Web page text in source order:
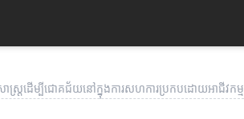
ត្រដើម្បីជោគជ័យនៅក្នុងការសហការប្រកបដោយអាជីវកម្ម